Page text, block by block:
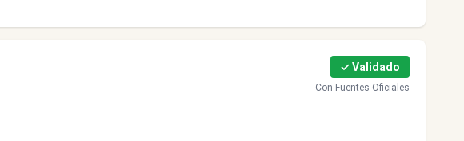
✓ Validado
Con Fuentes Oficiales